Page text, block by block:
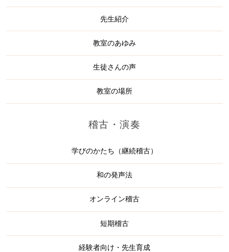
先生紹介
教室のあゆみ
生徒さんの声
教室の場所
稽古・演奏
学びのかたち（継続稽古）
和の発声法
オンライン稽古
短期稽古
経験者向け・先生育成